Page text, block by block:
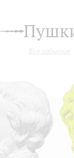
Все события